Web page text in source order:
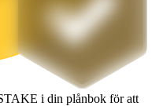
i din plånbok för att